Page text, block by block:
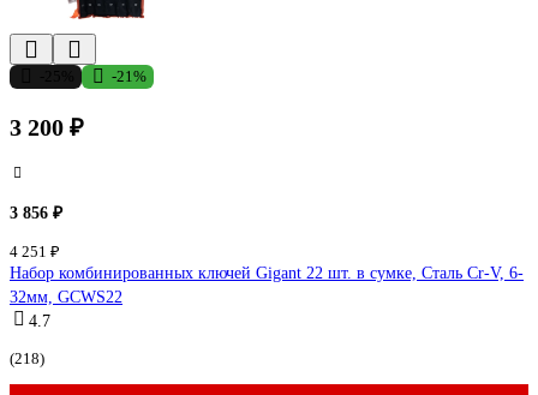
-21%
3 200 ₽
3 856 ₽
4 251 ₽
Набор комбинированных ключей Gigant 22 шт. в сумке, Сталь Cr-V, 6-
32мм, GCWS22
4.7
(218)